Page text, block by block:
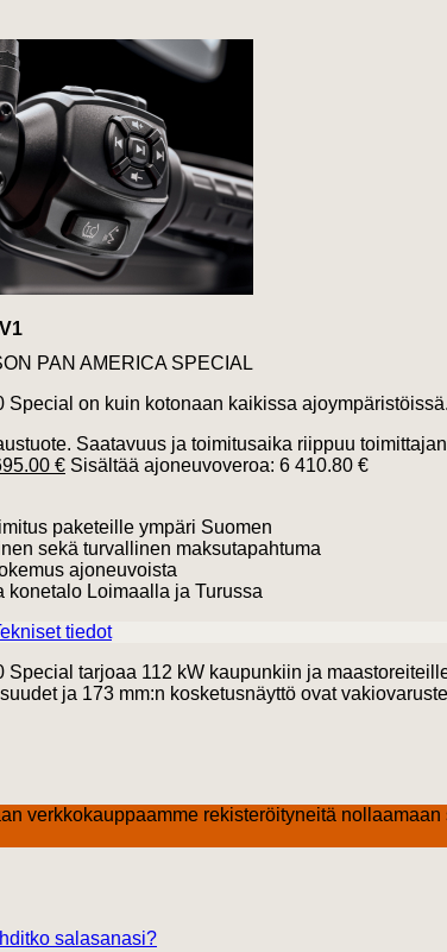
PAN AMERICA SPECIAL
Special on kuin kotonaan kaikissa ajoympäristöissä.
Saatavuus ja toimitusaika riippuu
€ Sisältää ajoneuvoveroa: 6 410.80 €
paketeille ympäri Suomen
sekä turvallinen maksutapahtuma
ajoneuvoista
konetalo Loimaalla ja Turussa
tiedot
Special tarjoaa 112 kW kaupunkiin ja
ja 173 mm:n kosketusnäyttö ovat
verkkokauppaamme rekisteröityneitä
salasanasi?